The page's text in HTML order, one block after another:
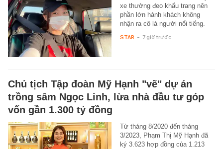
xe thường đeo khẩu trang nên
phần lớn hành khách không
nhận ra cô là người nổi tiếng.
STAR - 7 giờ trước
Chủ tịch Tập đoàn Mỹ Hạnh "vẽ" dự án
trồng sâm Ngọc Linh, lừa nhà đầu tư góp
vốn gần 1.300 tỷ đồng
Từ tháng 8/2020 đến tháng
3/2023, Phạm Thị Mỹ Hạnh đã
ký 3.623 hợp đồng của 1.213